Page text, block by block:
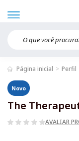
Página inicial Perfil
Novo
The
AVALIAR